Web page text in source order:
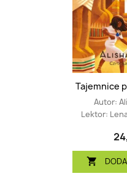
Tajemnice
Autor:
Lektor:
